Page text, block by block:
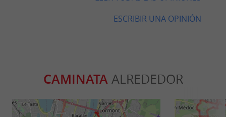
ESCRIBIR UNA OPINIÓN
CAMINATAALREDEDOR